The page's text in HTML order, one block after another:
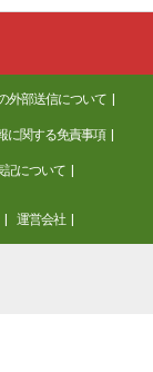
外部送信について
に関する免責事項
記について
運営会社